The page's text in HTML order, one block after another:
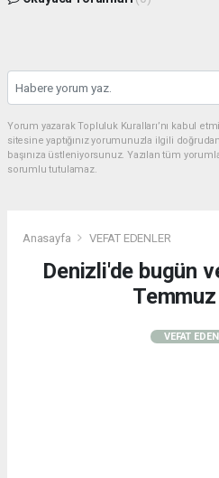
Yorum yazarak Topluluk Kuralları’nı kabul
sitesine yaptığınız yorumunuzla ilgili
başınıza üstleniyorsunuz. Yazılan tüm
sorumlu tutulamaz.
Anasayfa VEFAT EDENLER
Denizli'de bugün
VEFAT